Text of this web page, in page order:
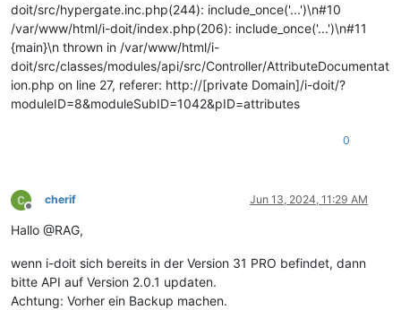
doit/src/hypergate.inc.php(244): include_once('...')\n#10
/var/www/html/i-doit/index.php(206): include_once('...')\n#11
{main}\n thrown in /var/www/html/i-
doit/src/classes/modules/api/src/Controller/AttributeDocumentat
ion.php on line 27, referer: http://[private Domain]/i-doit/?
moduleID=8&moduleSubID=1042&pID=attributes
0
Offline
cherif Jun 13, 2024, 11:29 AM
Hallo @RAG,
wenn i-doit sich bereits in der Version 31 PRO befindet, dann
bitte API auf Version 2.0.1 updaten.
Achtung: Vorher ein Backup machen.